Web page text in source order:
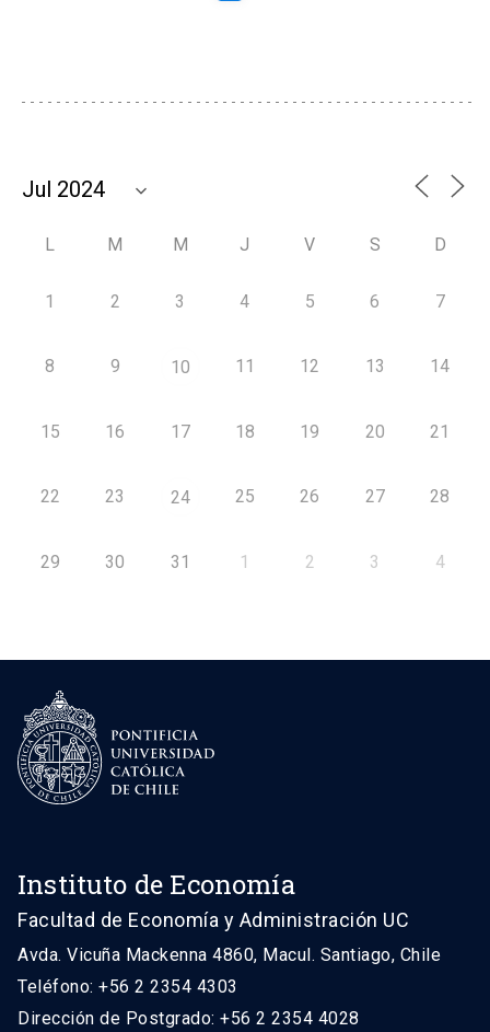
L M M J V S D
1 2 3 4 5 6 7
8 9 10 11 12 13 14
15 16 17 18 19 20 21
22 23 24 25 26 27 28
29 30 31 1 2 3 4
Instituto de Economía
Facultad de Economía y Administración UC
Avda. Vicuña Mackenna 4860, Macul. Santiago, Chile
Teléfono: +56 2 2354 4303
Dirección de Postgrado: +56 2 2354 4028